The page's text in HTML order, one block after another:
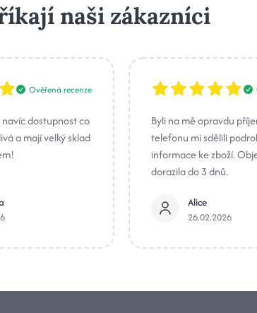
naši zákazníci
Ověřená recenze
dostupnost co
a mají velký sklad
Byli na mě opravdu
telefonu mi sdělili
informace ke zboží.
dorazila do 3 dnů.
Alice
26.02.2026